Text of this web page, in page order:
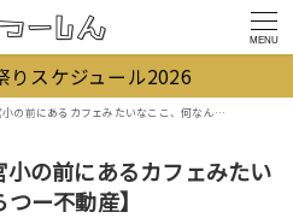
MENU
りスケジュール2026
るカフェみたいなここ、何なん？【ひらつー不動産】
の前にあるカフェみたい
ー不動産】